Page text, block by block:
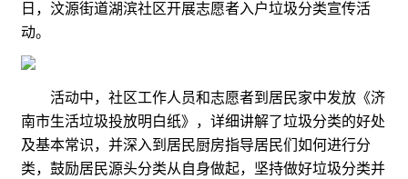
日，汶源街道湖滨社区开展志愿者入户垃圾分类宣传活
动。
活动中，社区工作人员和志愿者到居民家中发放《济
南市生活垃圾投放明白纸》，详细讲解了垃圾分类的好处
及基本常识，并深入到居民厨房指导居民们如何进行分
类，鼓励居民源头分类从自身做起，坚持做好垃圾分类并